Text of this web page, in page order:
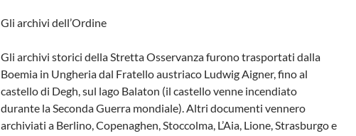
Gli archivi dell’Ordine
Gli archivi storici della Stretta Osservanza furono trasportati dalla
Boemia in Ungheria dal Fratello austriaco Ludwig Aigner, fino al
castello di Degh, sul lago Balaton (il castello venne incendiato
durante la Seconda Guerra mondiale). Altri documenti vennero
archiviati a Berlino, Copenaghen, Stoccolma, L’Aia, Lione, Strasburgo e